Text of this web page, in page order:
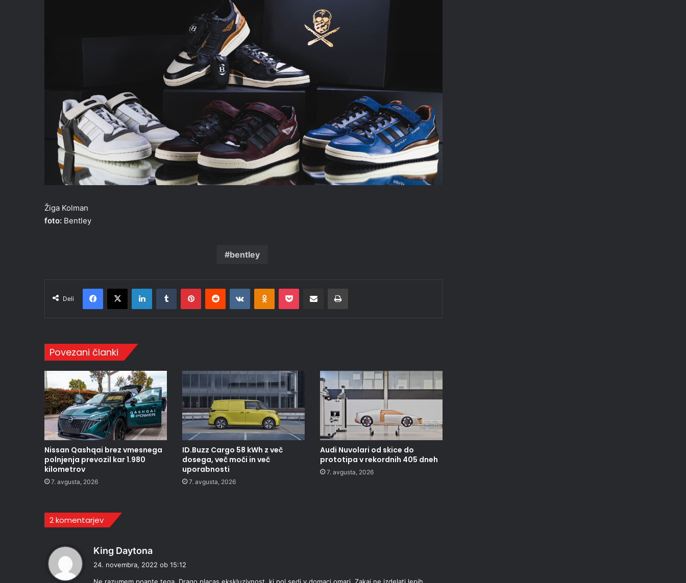
Žiga Kolman
foto: Bentley
bentley
Deli
Facebook
X LinkedInTumblr PinterestReddit VKontakteOdnoklassniki
Pocket Deli po epošti Natisni
Povezani članki
Nissan Qashqai brez vmesnega
polnjenja prevozil kar 1.980
kilometrov
7. avgusta, 2026
ID.Buzz Cargo 58 kWh z več
dosega, več moči in več
uporabnosti
7. avgusta, 2026
Audi Nuvolari od skice do
prototipa v rekordnih 405 dneh
7. avgusta, 2026
2 komentarjev
King Daytona
24. novembra, 2022 ob 15:12
Ne razumem poante tega. Drago placas ekskluzivnost, ki pol sedi v domaci omari. Zakaj ne izdelati lepih